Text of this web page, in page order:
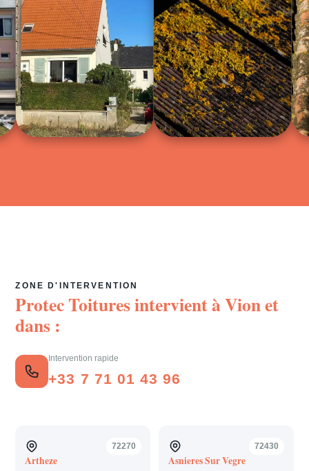
ZONE D'INTERVENTION
Protec Toitures intervient àVionet
dans :
Intervention rapide
+33 7 71 01 43 96
72270
Artheze
72430
Asnieres Sur Vegre